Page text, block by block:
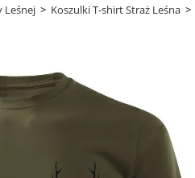
Leśnej > Koszulki T-shirt Straż Leśna >